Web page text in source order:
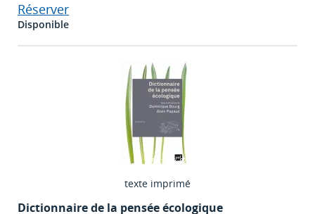
Réserver
Disponible
texte imprimé
Dictionnaire de la pensée écologique